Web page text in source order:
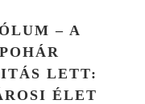
– A
LETT:
ÉLET